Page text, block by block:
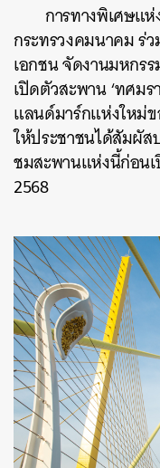
การทางพิเศษแ
กระทรวงคมนาคม ร่
เอกชน จัดงานมหกรร
เปิดตัวสะพาน ‘ทศม
แลนด์มาร์กแห่งใหม่ข
ให้ประชาชนได้สัมผั
ชมสะพานแห่งนี้ก่อน
2568